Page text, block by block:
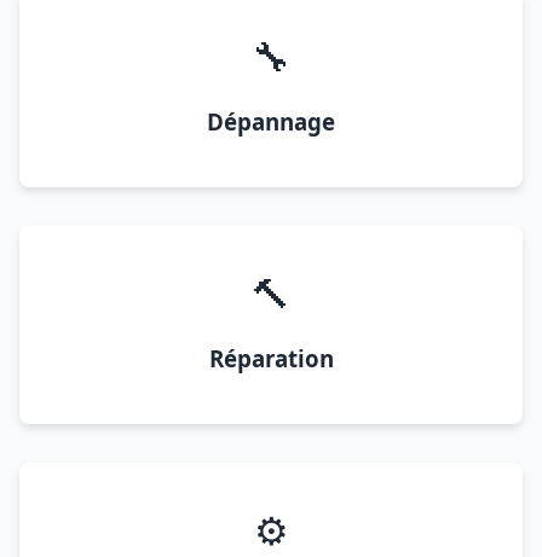
🔧
Dépannage
🔨
Réparation
⚙️